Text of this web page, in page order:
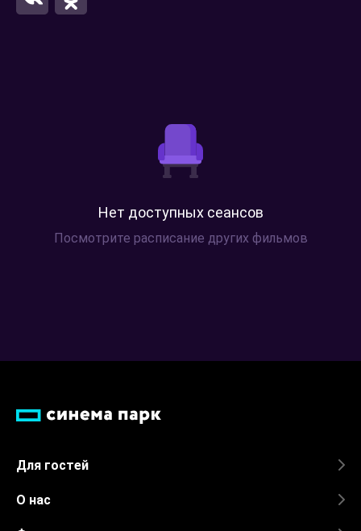
Нет доступных сеансов
Посмотрите расписание других фильмов
Для гостей
О нас